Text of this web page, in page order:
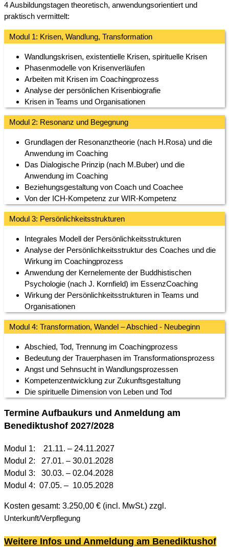
4 Ausbildungstagen theoretisch, anwendungsorientiert und
praktisch vermittelt:
Modul 1: Krisen, Wandlung, Transformation
Wandlungskrisen, existentielle Krisen, spirituelle Krisen
Phasenmodelle von Krisenverläufen
Arbeiten mit Krisen im Coachingprozess
Analyse der persönlichen Krisenbiografie
Krisen in Teams und Organisationen
Modul 2: Resonanz und Begegnung
Grundlagen der Resonanztheorie (nach H.Rosa) und die
Anwendung im Coaching
Das Dialogische Prinzip (nach M.Buber) und die
Anwendung im Coaching
Beziehungsgestaltung von Coach und Coachee
Von der ICH-Kompetenz zur WIR-Kompetenz
Modul 3: Persönlichkeitsstrukturen
Integrales Modell der Persönlichkeitsstrukturen
Analyse der Persönlichkeitsstruktur des Coaches und die
Wirkung im Coachingprozess
Anwendung der Kernelemente der Buddhistischen
Psychologie (nach J. Kornfield) im EssenzCoaching
Wirkung der Persönlichkeitsstrukturen in Teams und
Organisationen
Modul 4: Transformation, Wandel – Abschied - Neubeginn
Abschied, Tod, Trennung im Coachingprozess
Bedeutung der Trauerphasen im Transformationsprozess
Angst und Sehnsucht in Wandlungsprozessen
Kompetenzentwicklung zur Zukunftsgestaltung
Die spirituelle Dimension von Leben und Tod
Termine Aufbaukurs und Anmeldung am
Benediktushof 2027/2028
Modul 1: 21.11. – 24.11.2027
Modul 2: 27.01. – 30.01.2028
Modul 3: 30.03. – 02.04.2028
Modul 4: 07.05. – 10.05.2028
Kosten gesamt: 3.250,00 € (incl. MwSt.) zzgl.
Unterkunft/Verpflegung
Weitere Infos und Anmeldung am Benediktushof